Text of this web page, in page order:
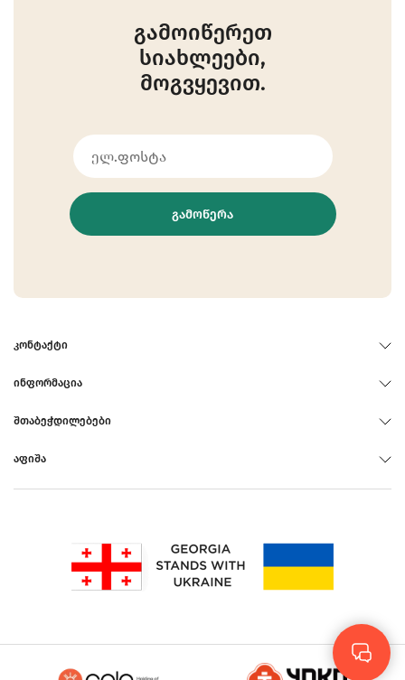
გამოიწერეთ
სიახლეები,
მოგვყევით.
ᲒᲐᲛᲝᲬᲔᲠᲐ
ᲙᲝᲜᲢᲐᲥᲢᲘ
ᲘᲜᲤᲝᲠᲛᲐᲪᲘᲐ
ᲨᲗᲐᲑᲔᲭᲓᲘᲚᲔᲑᲔᲑᲘ
ᲐᲤᲘᲨᲐ